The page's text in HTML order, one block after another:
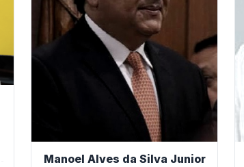
Manoel Alves da Silva Junior